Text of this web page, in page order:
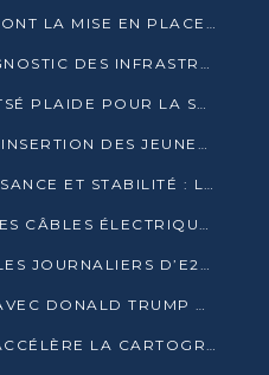
LES ÉTATS-UNIS FINANCERONT LA MISE EN PLACE DE JUSQU’À 50 CLINIQUES DE LUTTE CONTRE L’EBOLA
LE CONGO LANCE LE DIAGNOSTIC DES INFRASTRUCTURES SPORTIVES DU COMPLEXE DE KINTÉLÉ
BAD 2026 : LUDOVIC NGATSÉ PLAIDE POUR LA SOUVERAINETÉ FINANCIÈRE AFRICAINE
AUBEVILLE : LE CENTRE D’INSERTION DES JEUNES PRÊT À OUVRIR SES PORTES
INFRASTRUCTURES, CROISSANCE ET STABILITÉ : LA GUINÉE AFFÛTE SES AMBITIONS
E2C CONDAMNE LE VOL DES CÂBLES ÉLECTRIQUES APRÈS UNE VIDÉO VIRALE
LA COLÈRE MONTE CHEZ LES JOURNALIERS D’E2C QUI DÉNONCENT 20 ANS DE PRÉCARITÉ
XI JINPING S’ENTRETIENT AVEC DONALD TRUMP À BEIJING
NUMÉRIQUE : LE CONGO ACCÉLÈRE LA CARTOGRAPHIE DE SES INFRASTRUCTURES DIGITALES